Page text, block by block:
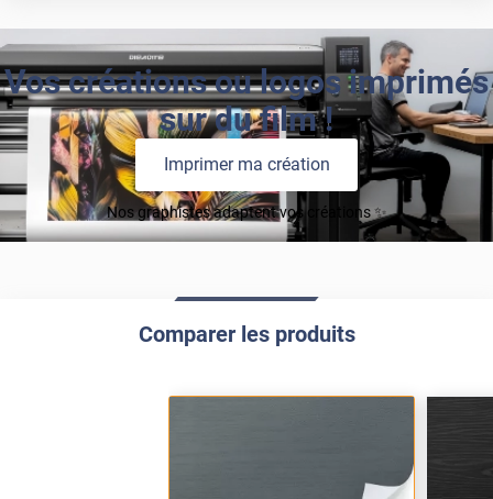
Vos créations ou logos imprimés
sur du film !
Imprimer ma création
Nos graphistes adaptent vos créations ✨
Comparer les produits